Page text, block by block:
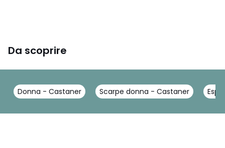
Da scoprire
Donna - Castaner Scarpe donna - Castaner